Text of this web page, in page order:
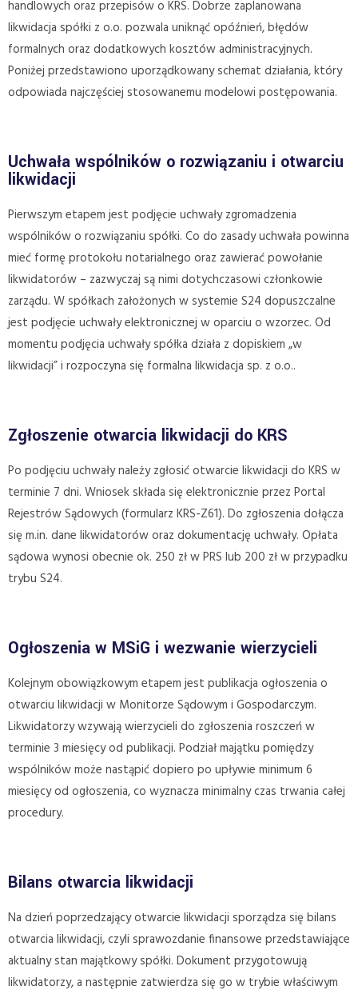
handlowych oraz przepisów o KRS. Dobrze zaplanowana
likwidacja spółki z o.o. pozwala uniknąć opóźnień, błędów
formalnych oraz dodatkowych kosztów administracyjnych.
Poniżej przedstawiono uporządkowany schemat działania, który
odpowiada najczęściej stosowanemu modelowi postępowania.
Uchwała wspólników o rozwiązaniu i otwarciu
likwidacji
Pierwszym etapem jest podjęcie uchwały zgromadzenia
wspólników o rozwiązaniu spółki. Co do zasady uchwała powinna
mieć formę protokołu notarialnego oraz zawierać powołanie
likwidatorów – zazwyczaj są nimi dotychczasowi członkowie
zarządu. W spółkach założonych w systemie S24 dopuszczalne
jest podjęcie uchwały elektronicznej w oparciu o wzorzec. Od
momentu podjęcia uchwały spółka działa z dopiskiem „w
likwidacji” i rozpoczyna się formalna likwidacja sp. z o.o..
Zgłoszenie otwarcia likwidacji do KRS
Po podjęciu uchwały należy zgłosić otwarcie likwidacji do KRS w
terminie 7 dni. Wniosek składa się elektronicznie przez Portal
Rejestrów Sądowych (formularz KRS-Z61). Do zgłoszenia dołącza
się m.in. dane likwidatorów oraz dokumentację uchwały. Opłata
sądowa wynosi obecnie ok. 250 zł w PRS lub 200 zł w przypadku
trybu S24.
Ogłoszenia w MSiG i wezwanie wierzycieli
Kolejnym obowiązkowym etapem jest publikacja ogłoszenia o
otwarciu likwidacji w Monitorze Sądowym i Gospodarczym.
Likwidatorzy wzywają wierzycieli do zgłoszenia roszczeń w
terminie 3 miesięcy od publikacji. Podział majątku pomiędzy
wspólników może nastąpić dopiero po upływie minimum 6
miesięcy od ogłoszenia, co wyznacza minimalny czas trwania całej
procedury.
Bilans otwarcia likwidacji
Na dzień poprzedzający otwarcie likwidacji sporządza się bilans
otwarcia likwidacji, czyli sprawozdanie finansowe przedstawiające
aktualny stan majątkowy spółki. Dokument przygotowują
likwidatorzy, a następnie zatwierdza się go w trybie właściwym